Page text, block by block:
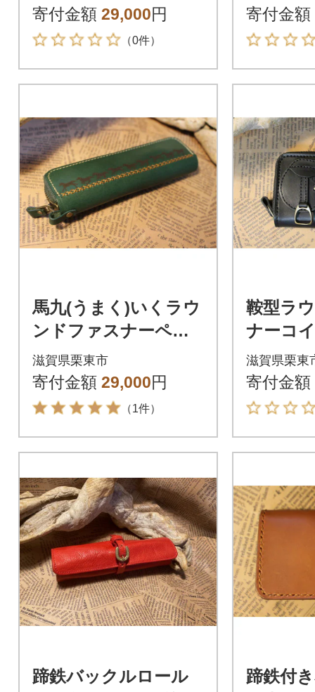
寄付金額 29,000円
（0件）
袋セット
寄付金額
馬九(うまく)いくラウ
ンドファスナーペン
ケース(グリーン)
滋賀県栗東市
寄付金額 29,000円
（1件）
鞍型ラ
ナーコ
ラック)
滋賀県栗東
寄付金額
蹄鉄バックルロール
蹄鉄付